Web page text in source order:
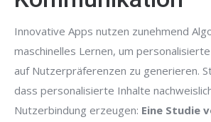
Innovative Apps nutzen zunehmend
maschinelles Lernen, um
auf Nutzerpräferenzen zu generieren.
dass personalisierte Inhalte
Nutzerbindung erzeugen: Eine Studie